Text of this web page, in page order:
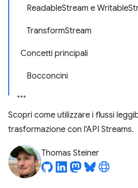
ReadableStream e
TransformStream
Concetti principali
Bocconcini
Scopri come utilizzare i flussi
trasformazione con l'API Streams.
Thomas Steiner